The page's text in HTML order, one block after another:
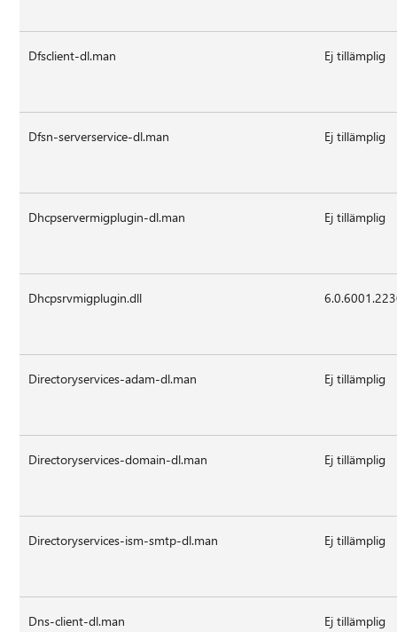
Dfsclient-dl.man Ej tillämplig
Dfsn-serverservice-dl.man Ej tillämplig
Dhcpservermigplugin-dl.man Ej tillämplig
Dhcpsrvmigplugin.dll
Directoryservices-adam-dl.man Ej tillämplig
Directoryservices-domain-dl.man Ej tillämplig
Directoryservices-ism-smtp-dl.man Ej tillämplig
Dns-client-dl.man Ej tillämplig